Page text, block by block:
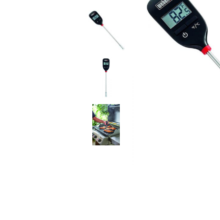
ПЕЛЛЕТНЫЕ ГРИЛИ
КЕРАМИЧЕСКИЕ ГРИЛИ
ВСТРАИВАЕМЫЕ ГРИЛИ
ПИЦЦА ПЕЧИ
КОПТИЛЬНИ